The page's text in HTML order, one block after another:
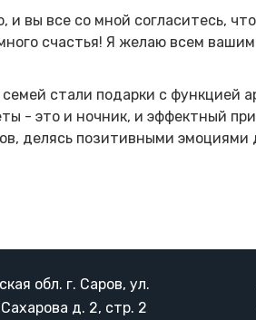
вы все со мной согласитесь,
счастья! Я желаю всем
стали подарки с функцией
- это и ночник, и эффектный
делясь позитивными эмоциями
обл. г. Саров, ул.
д. 2, стр. 2